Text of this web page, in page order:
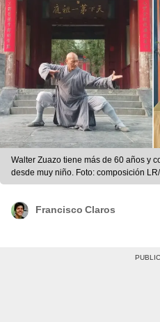
Walter Zuazo tiene más de 60 años y
desde muy niño. Foto: composición
República/cortesía
Francisco Claros